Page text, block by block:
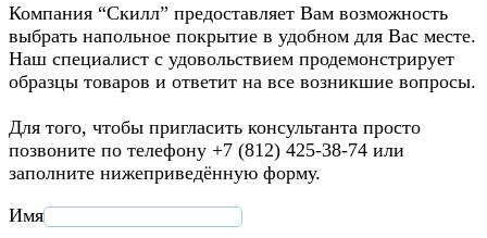
Компания “Скилл” предоставляет Вам возможность
выбрать напольное покрытие в удобном для Вас месте.
Наш специалист с удовольствием продемонстрирует
образцы товаров и ответит на все возникшие вопросы.
Для того, чтобы пригласить консультанта просто
позвоните по телефону +7 (812) 425-38-74 или
заполните нижеприведённую форму.
Имя